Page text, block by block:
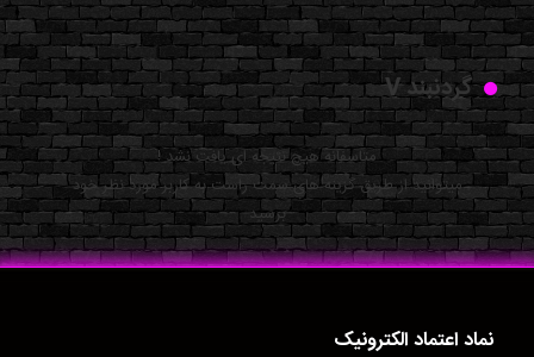
گردنبند V
متاسفانه هیچ نتیجه ای یافت نشد !
میتوانید از طریق گزینه های سمت راست به کاربر مورد نظر خود
برسید
نماد اعتماد الکترونیک